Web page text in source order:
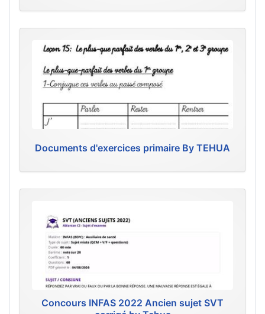
Documents d'exercices primaire By TEHUA
Concours INFAS 2022 Ancien sujet SVT